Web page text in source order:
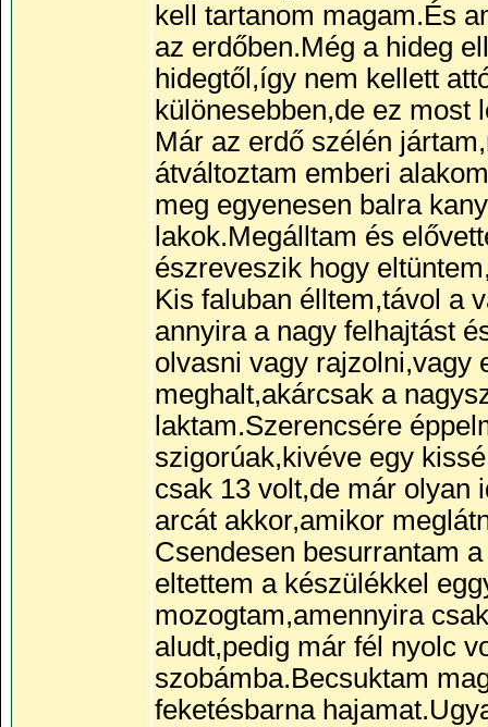
kell tartanom magam.És
az erdőben.Még a hideg
hidegtől,így nem kellett
különesebben,de ez most
Már az erdő szélén
átváltoztam emberi
meg egyenesen balra
lakok.Megálltam és
észreveszik hogy
Kis faluban élltem,távol a
annyira a nagy felhajtást
olvasni vagy rajzolni,vagy
meghalt,akárcsak a
laktam.Szerencsére
szigorúak,kivéve egy
csak 13 volt,de már olyan
arcát akkor,amikor
Csendesen besurrantam
eltettem a készülékkel
mozogtam,amennyira
aludt,pedig már fél nyolc
szobámba.Becsuktam
feketésbarna